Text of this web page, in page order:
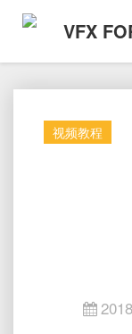
VFX
视频教程